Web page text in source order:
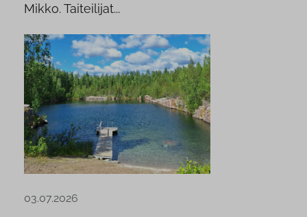
Mikko. Taiteilijat...
03.07.2026